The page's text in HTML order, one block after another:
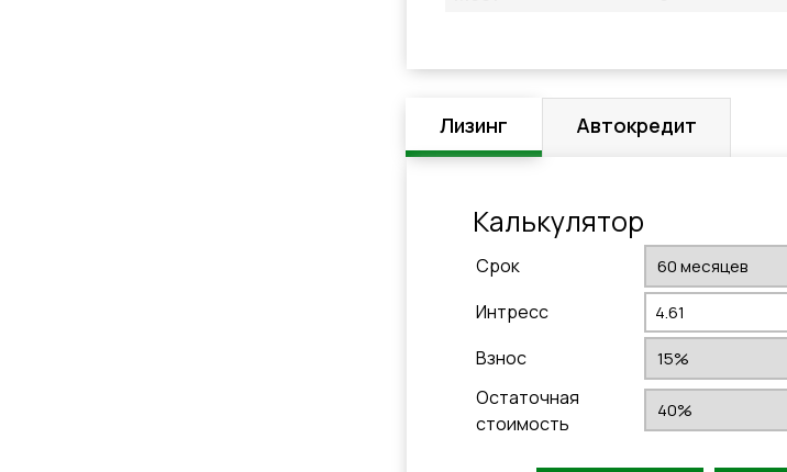
Лизинг Автокредит
Калькулятор
Cрок
Интресс
Взнос
Остаточная
стоимость